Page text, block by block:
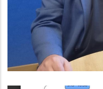
Comarcal